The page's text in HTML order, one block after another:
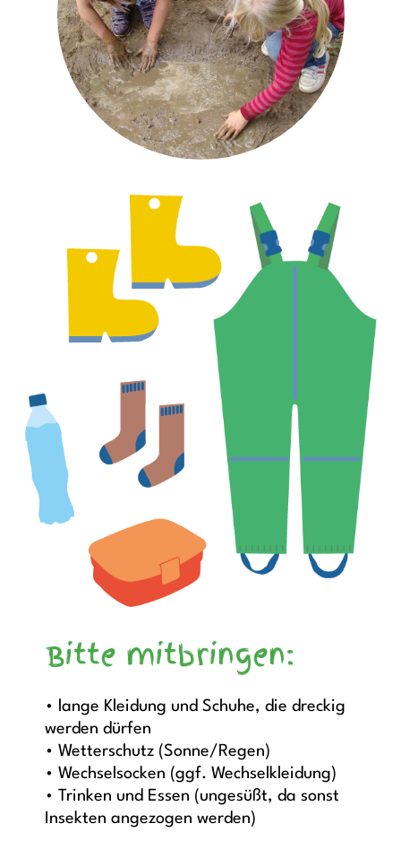
Bitte mitbringen:
• lange Kleidung und Schuhe, die dreckig
werden dürfen
• Wetterschutz (Sonne/Regen)
• Wechselsocken (ggf. Wechselkleidung)
• Trinken und Essen (ungesüßt, da sonst
Insekten angezogen werden)